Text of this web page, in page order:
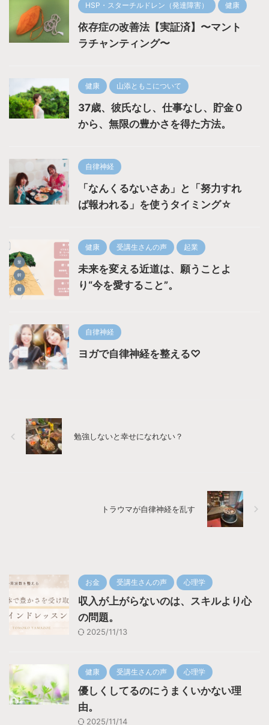
HSP・スターチルドレン（発達障害） 健康
依存症の改善法【実証済】〜マント
ラチャンティング〜
健康 山添ともこについて
37歳、彼氏なし、仕事なし、貯金０
から、無限の豊かさを得た方法。
自律神経
「なんくるないさあ」と「努力すれ
ば報われる」を使うタイミング☆
健康 受講生さんの声 起業
未来を変える近道は、願うことよ
り“今を愛すること”。
自律神経
ヨガで自律神経を整える♡
勉強しないと幸せになれない？
トラウマが自律神経を乱す
お金 受講生さんの声 心理学
収入が上がらないのは、スキルより心
の問題。
2025/11/13
健康 受講生さんの声 心理学
優しくしてるのにうまくいかない理
由。
2025/11/14